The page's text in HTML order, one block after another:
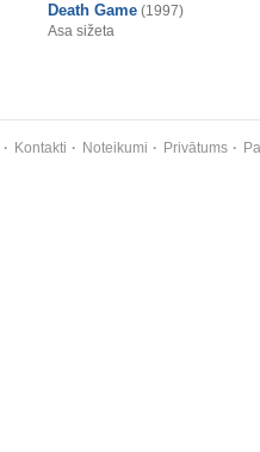
Death Game (1997)
Asa sižeta
Kontakti Noteikumi Privātums